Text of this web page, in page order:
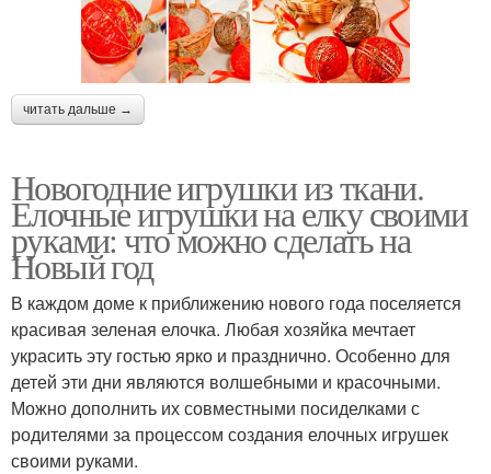
читать дальше →
Новогодние игрушки из ткани.
Елочные игрушки на елку своими
руками: что можно сделать на
Новый год
В каждом доме к приближению нового года поселяется
красивая зеленая елочка. Любая хозяйка мечтает
украсить эту гостью ярко и празднично. Особенно для
детей эти дни являются волшебными и красочными.
Можно дополнить их совместными посиделками с
родителями за процессом создания елочных игрушек
своими руками.